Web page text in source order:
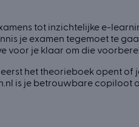
tot inzichtelijke e-
je examen tegemoet te
voor je klaar om die
eerst het theorieboek opent
is je betrouwbare copiloot